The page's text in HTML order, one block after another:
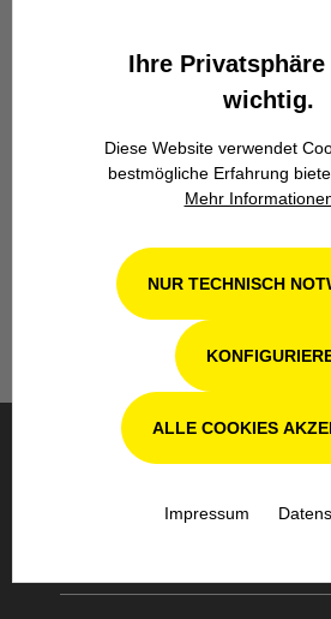
Werkstatt in
und Landtechnik- Geräte
Köln steht Ihnen auch
Ihre
wichtig.
Diese Website verwendet
bestmögliche Erfahrung
Mehr Informationen
NUR TECHNISCH
ALLE COOKIES
Impressum